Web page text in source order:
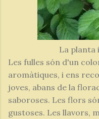
La planta
Les fulles són d'un
aromàtiques, i ens
joves, abans de la
saboroses. Les flors
gustoses. Les llavors,